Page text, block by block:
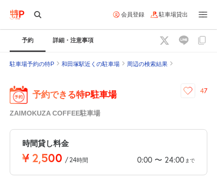
会員登録 駐車場貸出
予約 詳細・注意事項
駐車場予約の特P 和田塚駅近くの駐車場 周辺の検索結果
予約できる特P駐車場
ZAIMOKUZA COFFEE駐車場
47
時間貸し料金
¥ 2,500 /24時間 0:00 〜 24:00 まで